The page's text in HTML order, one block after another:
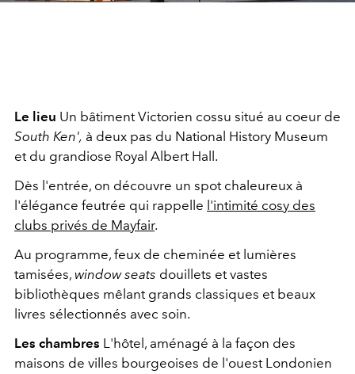
Le lieu Un bâtiment Victorien cossu situé au coeur de
South Ken', à deux pas du National History Museum
et du grandiose Royal Albert Hall.
Dès l'entrée, on découvre un spot chaleureux à
l'élégance feutrée qui rappelle l'intimité cosy des
clubs privés de Mayfair.
Au programme, feux de cheminée et lumières
tamisées, window seats douillets et vastes
bibliothèques mêlant grands classiques et beaux
livres sélectionnés avec soin.
Les chambres L'hôtel, aménagé à la façon des
maisons de villes bourgeoises de l'ouest Londonien